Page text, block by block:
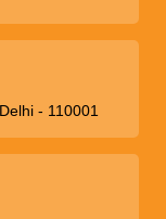
- 110001